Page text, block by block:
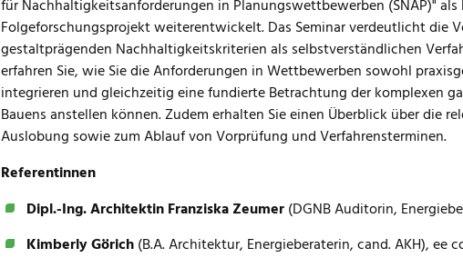
für Nachhaltigkeitsanforderungen in Planungswettbewerben (SNAP)"
Folgeforschungsprojekt weiterentwickelt. Das Seminar verdeutlicht die
gestaltprägenden Nachhaltigkeitskriterien als selbstverständlichen
erfahren Sie, wie Sie die Anforderungen in Wettbewerben sowohl
integrieren und gleichzeitig eine fundierte Betrachtung der komplexen
Bauens anstellen können. Zudem erhalten Sie einen Überblick über die
Auslobung sowie zum Ablauf von Vorprüfung und Verfahrensterminen.
Referentinnen
Dipl.-Ing. Architektin Franziska Zeumer(DGNB Auditorin,
Kimberly Görich(B.A. Architektur, Energieberaterin, cand. AKH), ee